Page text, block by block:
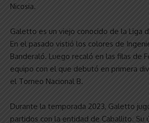
Nicosia.
Galetto es un viejo conocido de la Liga
En el pasado vistió los colores de
Banderaló. Luego recaló en las filas de
equipo con el que debutó en primera
el Torneo Nacional B.
Durante la temporada 2023, Galetto
partidos con la entidad de Caballito. Su